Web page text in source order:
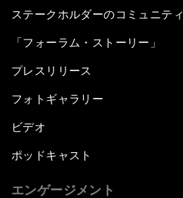
ステークホルダーのコミュニティ
「フォーラム・ストーリー」
プレスリリース
フォトギャラリー
ビデオ
ポッドキャスト
エンゲージメント